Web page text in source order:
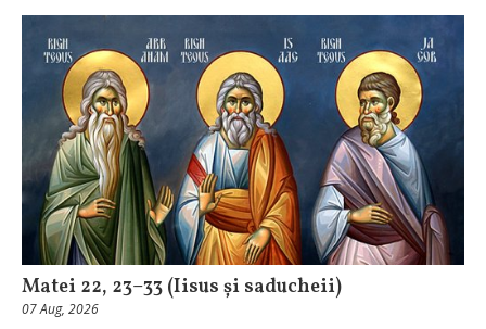
Matei 22, 23–33 (Iisus și saducheii)
07 Aug, 2026